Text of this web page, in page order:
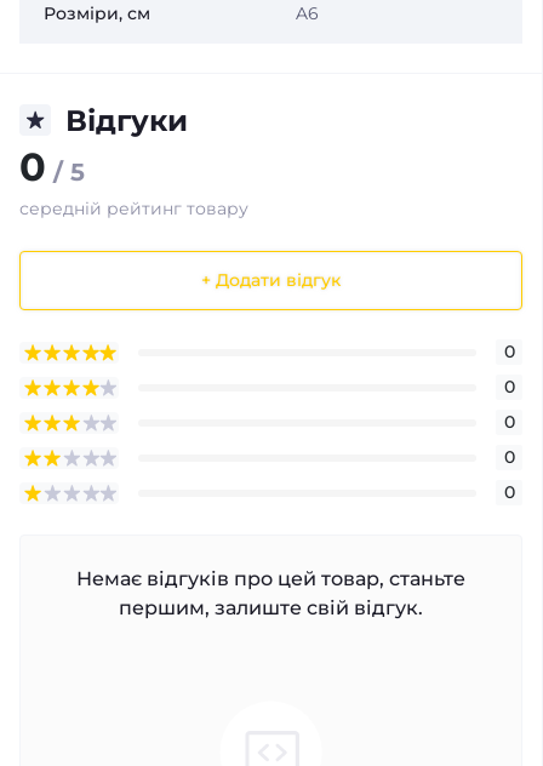
Розміри, см A6
Відгуки
0 / 5
середній рейтинг товару
+ Додати відгук
0
0
0
0
0
Немає відгуків про цей товар, станьте
першим, залиште свій відгук.